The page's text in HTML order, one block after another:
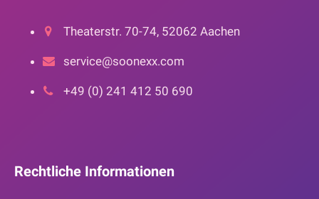
Theaterstr. 70-74, 52062 Aachen
service@soonexx.com
+49 (0) 241 412 50 690
Rechtliche Informationen